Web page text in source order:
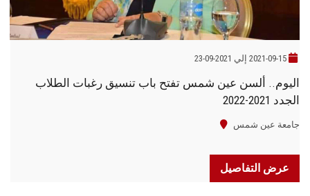
2021-09-15 إلي 2021-09-23
اليوم.. ألسن عين شمس تفتح باب تنسيق رغبات الطلاب
الجدد 2021-2022
جامعة عين شمس
عرض التفاصيل